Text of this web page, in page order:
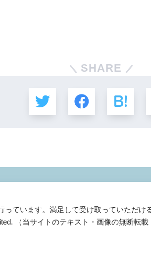
SHARE
っています。満足して受け取っていただ
（当サイトのテキスト・画像の無断転載